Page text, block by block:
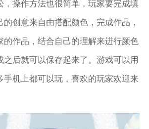
，操作方法也很简单，玩家要完成填
创意来自由搭配颜色，完成作品，
的作品，结合自己的理解来进行颜色
之后就可以保存起来了。游戏可以用
手机上都可以玩，喜欢的玩家欢迎来